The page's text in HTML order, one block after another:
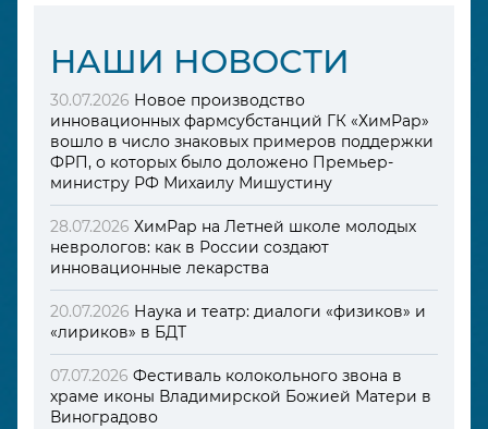
HАШИ НОВОСТИ
30.07.2026 Новое производство
инновационных фармсубстанций ГК «ХимРар»
вошло в число знаковых примеров поддержки
ФРП, о которых было доложено Премьер-
министру РФ Михаилу Мишустину
28.07.2026 ХимРар на Летней школе молодых
неврологов: как в России создают
инновационные лекарства
20.07.2026 Наука и театр: диалоги «физиков» и
«лириков» в БДТ
07.07.2026 Фестиваль колокольного звона в
храме иконы Владимирской Божией Матери в
Виноградово